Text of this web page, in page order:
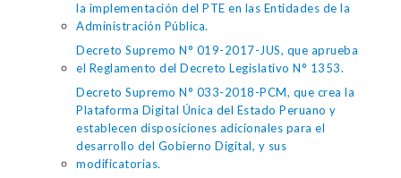
la implementación del PTE en las Entidades de la
Administración Pública.
Decreto Supremo N° 019-2017-JUS, que aprueba
el Reglamento del Decreto Legislativo N° 1353.
Decreto Supremo N° 033-2018-PCM, que crea la
Plataforma Digital Única del Estado Peruano y
establecen disposiciones adicionales para el
desarrollo del Gobierno Digital, y sus
modificatorias.